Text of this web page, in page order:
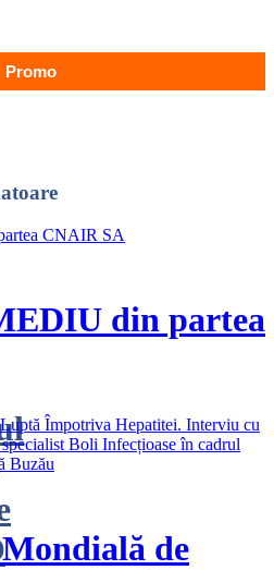
Promo
din partea
de